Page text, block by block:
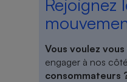
Rejoignez
Vous voulez
engager à nos
consommateurs